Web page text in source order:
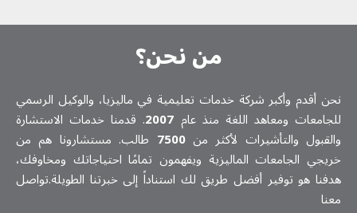
من نحن؟
نحن أقدم وأكبر شركة خدمات تعلیمیة في ماليزيا، والوكيل الرسمي
للجامعات ومعاهد اللغة منذ عام 2007. قدمنا خدمات الاستشارة
والقبول والتأشيرات لأكثر من7500 طالب. مستشارونا هم من
خريجي الجامعات الماليزية ويفهمون تمامًا احتياجاتك ومخاوفك،
هدفنا هو توفير أفضل طريق لك استناداً إلى خبرتنا الطويلة.تواصل
معنا